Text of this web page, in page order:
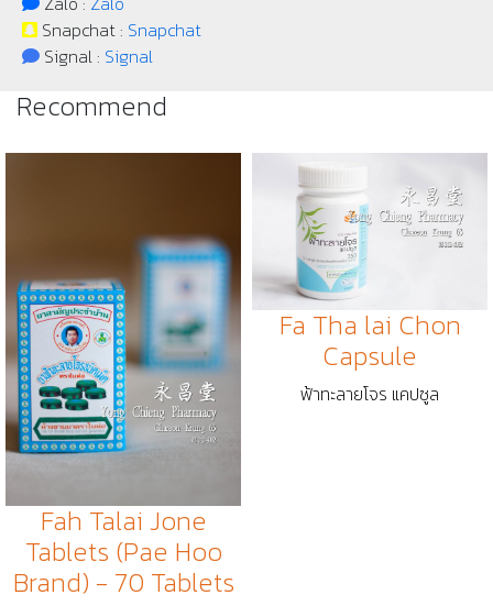
Snapchat : Snapchat
Signal : Signal
Recommend
Fah Talai Jone
Tablets (Pae Hoo
Brand) - 70 Tablets
Fa Tha lai Chon
Capsule
ฟ้าทะลายโจร แคปซูล